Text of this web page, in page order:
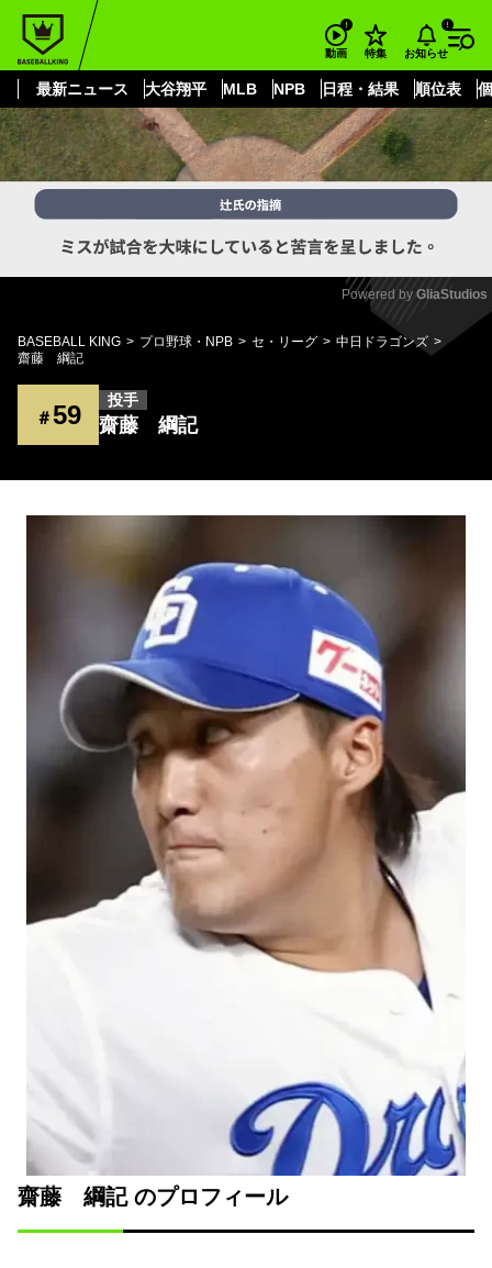
動画 特集 お知らせ
最新ニュース 大谷翔平 MLB NPB 日程・結果 順位表
もっと見る
Mute
Powered by GliaStudios
BASEBALL KING プロ野球・NPB セ・リーグ
中日ドラゴンズ
齋藤 綱記
＃59 投手
齋藤 綱記
齋藤 綱記 のプロフィール